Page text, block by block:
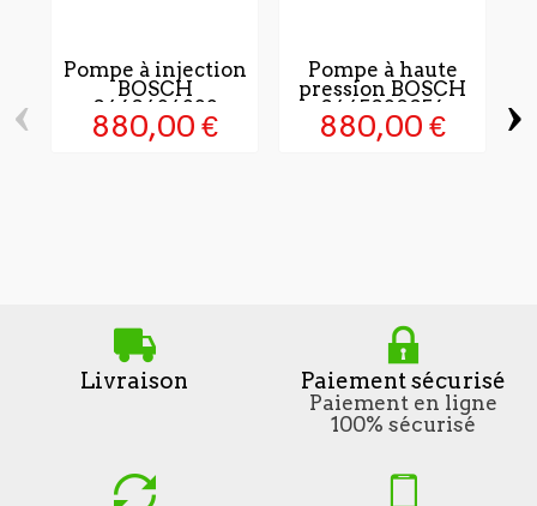
Pompe à injection
BOSCH
0460424222
880,00 €
Pompe à haute
pression BOSCH
0445020056
880,00 €
‹ ›
Livraison Paiement sécurisé
Paiement en ligne
100% sécurisé